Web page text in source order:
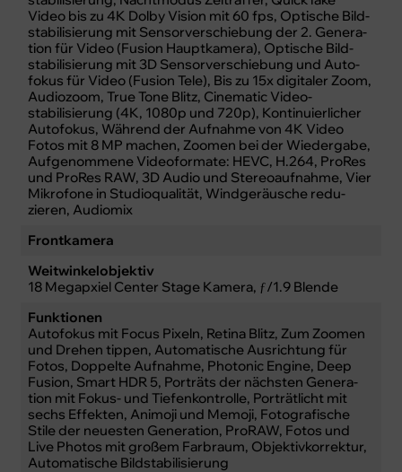
Video bis zu 4K Dolby Vision mit 60 fps, Optische Bild­
stabilisierung mit Sensor­verschiebung der 2. Gene­ra­
tion für Video (Fusion Haupt­kamera), Optische Bild­
stabi­li­sierung mit 3D Sensor­verschiebung und Auto­
fokus für Video (Fusion Tele), Bis zu 15x digitaler Zoom,
Audiozoom, True Tone Blitz, Cinematic Video­
stabilisierung (4K, 1080p und 720p), Kontinuierlicher
Auto­fokus, Während der Auf­nahme von 4K Video
Fotos mit 8 MP machen, Zoomen bei der Wieder­gabe,
Aufgenommene Video­formate: HEVC, H.264, ProRes
und ProRes RAW, 3D Audio und Stereo­aufnahme, Vier
Mikro­fone in Studio­qualität, Wind­geräusche redu­
zieren, Audiomix
Frontkamera
Weitwinkelobjektiv
18 Megapxiel Center Stage Kamera, ƒ/1.9 Blende
Funktionen
Auto­fokus mit Focus Pixeln, Retina Blitz, Zum Zoomen
und Drehen tippen, Automatische Ausrichtung für
Fotos, Doppelte Aufnahme, Photonic Engine, Deep
Fusion, Smart HDR 5, Porträts der nächsten Gene­ra­
tion mit Fokus- und Tiefenkontrolle, Porträt­licht mit
sechs Effekten, Animoji und Memoji, Fotografische
Stile der neu­esten Gene­ra­tion, ProRAW, Fotos und
Live Photos mit großem Farb­raum, Objektivkorrektur,
Auto­matische Bild­stabi­li­sierung